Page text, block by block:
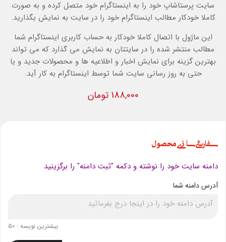
سایت پرستاشاپ خود را به اینستاگرام خود متصل کرده و به صورت
کاملا خودکار مطالب اینستاگرام خود را در سایت به نمایش بگذارید.
این ماژول با اتصال کاملا خودکار به حساب کاربری اینستاگرام شما
مطالب منتشر شده را در سایتتان به نمایش می گذارد که می تواند
بهترین گزینه برای نمایش اخبار و اطلاعیه ها و محصولات جدید و یا
حتی به روز رسانی سایت شما توسط اینستاگرام به کار آید.
188,000 تومان
سفارشی سازی محصول
دامنه سایت خود را نوشته و دکمه "ثبت دامنه" را برگزینید
آدرس دامنه شما
بیشترین نویسه : 50